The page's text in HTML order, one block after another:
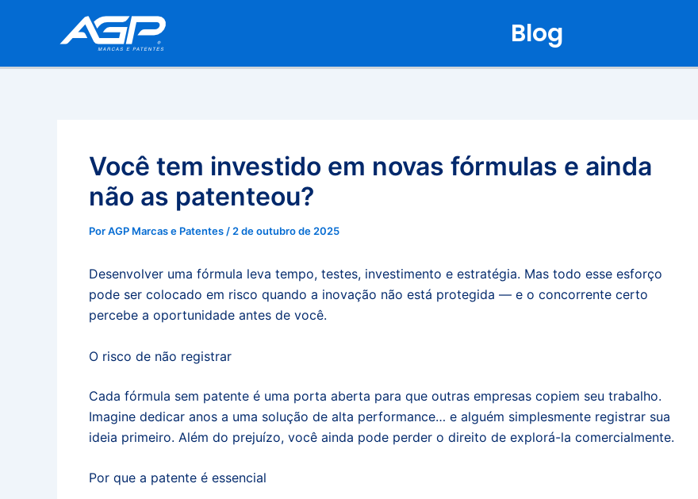
conteúdo
Blog
Você tem investido em novas fórmulas e ainda
não as patenteou?
PorAGP Marcas e Patentes / 2 de outubro de 2025
Desenvolver uma fórmula leva tempo, testes, investimento e estratégia. Mas todo esse esforço
pode ser colocado em risco quando a inovação não está protegida — e o concorrente certo
percebe a oportunidade antes de você.
O risco de não registrar
Cada fórmula sem patente é uma porta aberta para que outras empresas copiem seu trabalho.
Imagine dedicar anos a uma solução de alta performance… e alguém simplesmente registrar sua
ideia primeiro. Além do prejuízo, você ainda pode perder o direito de explorá-la comercialmente.
Por que a patente é essencial